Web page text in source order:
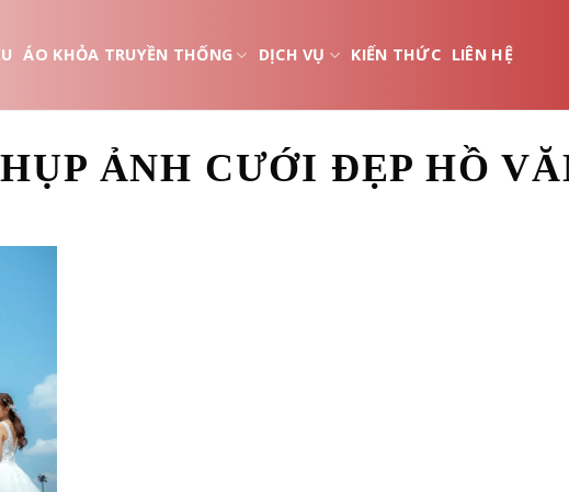
ÁO KHỎA TRUYỀN THỐNG DỊCH VỤ KIẾN THỨC LIÊN HỆ
ẢNH CƯỚI ĐẸP HỒ